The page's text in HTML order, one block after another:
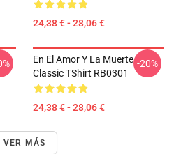
24,38 € - 28,06 €
En El Amor Y La Muerte
Classic TShirt RB0301
24,38 € - 28,06 €
-20%
VER MÁS